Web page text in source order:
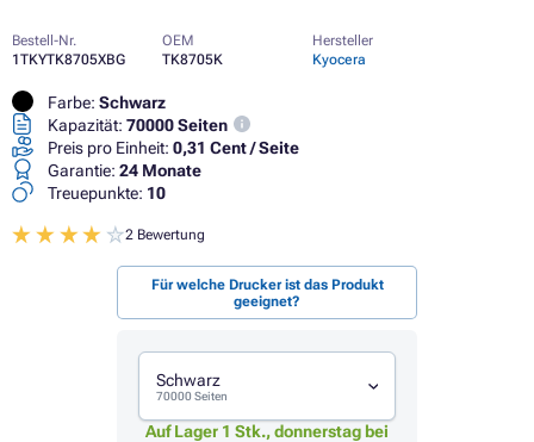
Bestell-Nr.
1TKYTK8705XBG
OEM
TK8705K
Hersteller
Kyocera
Farbe: Schwarz
Kapazität: 70000 Seiten
Preis pro Einheit: 0,31 Cent / Seite
Garantie: 24 Monate
Treuepunkte: 10
2 Bewertung
Für welche Drucker ist das Produkt
geeignet?
Schwarz
70000 Seiten
Auf Lager 1 Stk., donnerstag bei